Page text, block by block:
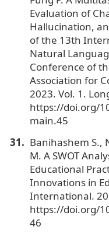
Evaluation of
Hallucination,
of the 13th
Natural
Conference of
Association for
2023. Vol. 1.
https://doi.org/
main.45
Banihashem S.,
M. A SWOT
Educational
Innovations in
International.
https://doi.org/
46